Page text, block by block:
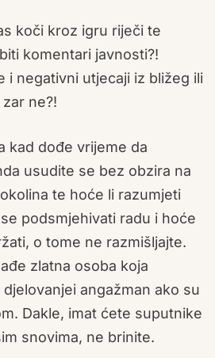
koči kroz igru riječi te
komentari javnosti?!
i negativni utjecaji iz bližeg ili
ne?!
kad dođe vrijeme da
usudite se bez obzira na
te hoće li razumjeti
podsmjehivati radu i hoće
o tome ne razmišljajte.
zlatna osoba koja
angažman ako su
Dakle, imat ćete suputnike
snovima, ne brinite.